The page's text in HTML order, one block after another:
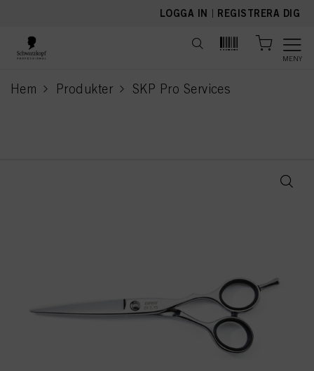
LOGGA IN | REGISTRERA DIG
MENY
Hem Produkter SKP Pro Services
current page